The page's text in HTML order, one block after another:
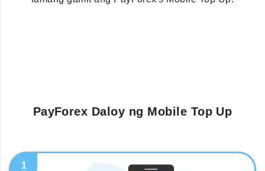
PayForex Daloy ng Mobile Top Up
1